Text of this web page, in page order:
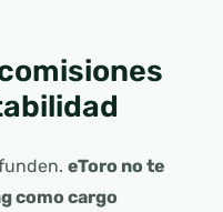
eToro no te
como cargo